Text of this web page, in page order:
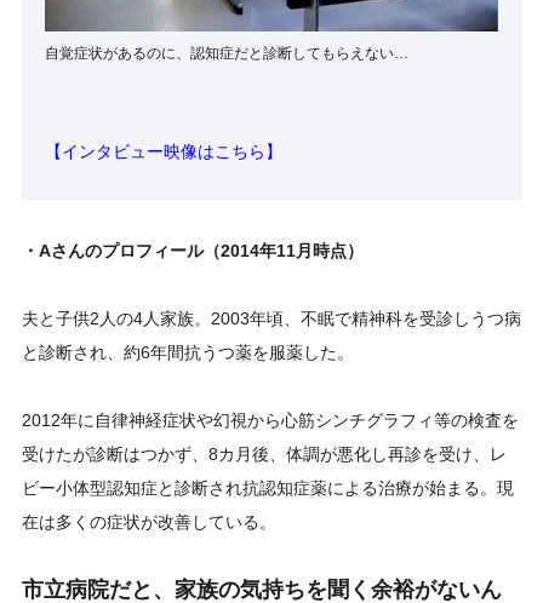
自覚症状があるのに、認知症だと診断してもらえない…
【インタビュー映像はこちら】
・Aさんのプロフィール（2014年11月時点）
夫と子供2人の4人家族。2003年頃、不眠で精神科を受診しうつ病
と診断され、約6年間抗うつ薬を服薬した。
2012年に自律神経症状や幻視から心筋シンチグラフィ等の検査を
受けたが診断はつかず、8カ月後、体調が悪化し再診を受け、レ
ビー小体型認知症と診断され抗認知症薬による治療が始まる。現
在は多くの症状が改善している。
市立病院だと、家族の気持ちを聞く余裕がないん